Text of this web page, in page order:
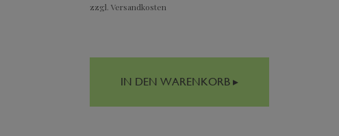
zzgl. Versandkosten
IN DEN WARENKORB ▸